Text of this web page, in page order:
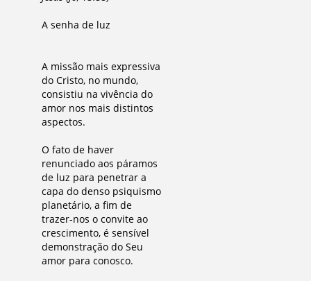
A senha de luz
A missão mais expressiva
do Cristo, no mundo,
consistiu na vivência do
amor nos mais distintos
aspectos.
O fato de haver
renunciado aos páramos
de luz para penetrar a
capa do denso psiquismo
planetário, a fim de
trazer-nos o convite ao
crescimento, é sensível
demonstração do Seu
amor para conosco.